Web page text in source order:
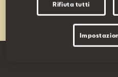
Rifiuta tutti